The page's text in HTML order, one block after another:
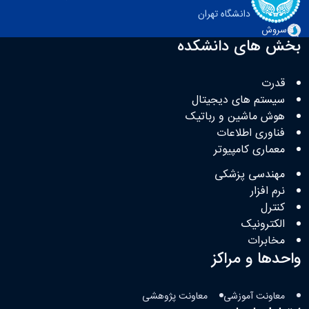
دانشگاه تهران
سروش
بخش های دانشکده
قدرت
سیستم های دیجیتال
هوش ماشین و رباتیک
فناوری اطلاعات
معماری کامپیوتر
مهندسی پزشکی
نرم افزار
کنترل
الکترونیک
مخابرات
واحدها و مراکز
معاونت آموزشی معاونت پژوهشی